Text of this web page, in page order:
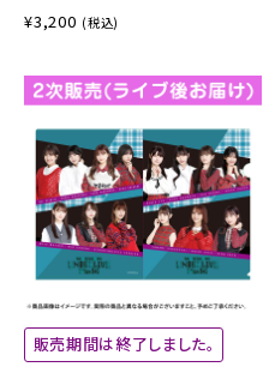
¥3,200 (税込)
販売期間は終了しました。